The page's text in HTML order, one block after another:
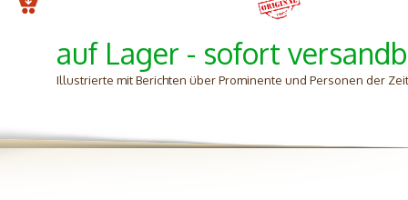
auf Lager - sofort
Illustrierte mit Berichten über Prominente und Personen der